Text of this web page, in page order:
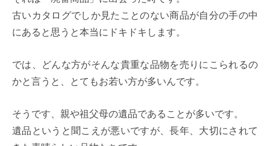
古いカタログでしか見たことのない商品が自分の手の中
にあると思うと本当にドキドキします。
では、どんな方がそんな貴重な品物を売りにこられるの
かと言うと、とてもお若い方が多いんです。
そうです、親や祖父母の遺品であることが多いです。
遺品というと聞こえが悪いですが、長年、大切にされて